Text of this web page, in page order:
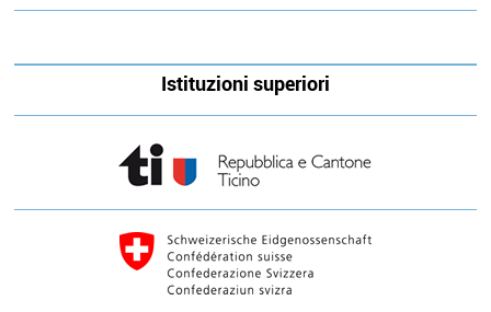
Istituzioni superiori